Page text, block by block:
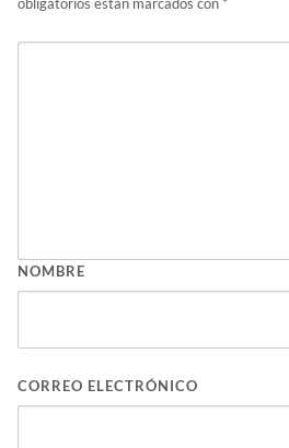
obligatorios están marcados con *
NOMBRE
CORREO ELECTRÓNICO